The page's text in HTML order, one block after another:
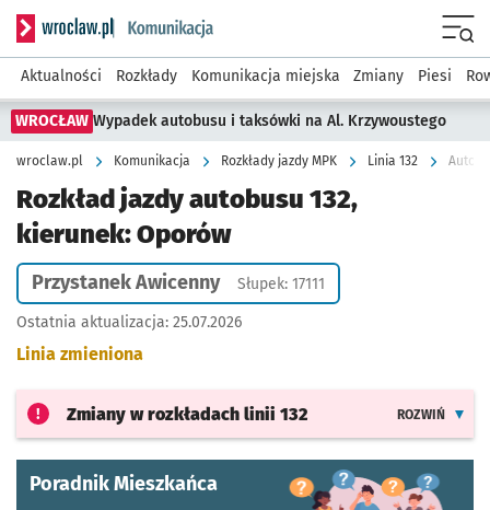
Serwis informacyjny wroclaw.pl podserwis: Komunikacja
Aktualności Rozkłady Komunikacja miejska Zmiany Piesi
WROCŁAW Wypadek autobusu i taksówki na Al. Krzywoustego
wroclaw.pl Komunikacja Rozkłady jazdy MPK Linia 132
Rozkład jazdy autobusu 132,
kierunek: Oporów
Przystanek Awicenny Słupek: 17111
Ostatnia aktualizacja: 25.07.2026
Linia zmieniona
Zmiany w rozkładach linii 132 ROZWIŃ
Poradnik Mieszkańca